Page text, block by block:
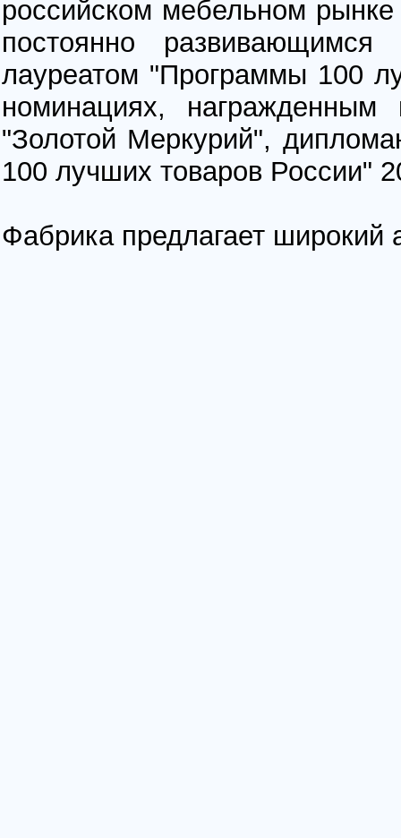
российском мебельном
постоянно развивающимся
лауреатом "Программы 100
номинациях,
"Золотой Меркурий",
100 лучших товаров России"
Фабрика предлагает широкий